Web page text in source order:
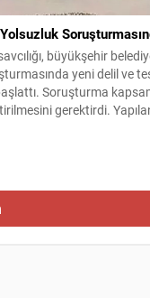
büyükşehir
yeni delil ve
Soruşturma
gerektirdi.
faydalanan iki kişinin
Bu değerlendirme